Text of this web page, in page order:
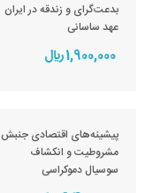
بدعت‌گرای و زندقه در ایران
عهد ساسانی
1,900,000 ريال
پیشینه‌های اقتصادی جنبش
مشروطیت و انکشاف
سوسیال دموکراسی